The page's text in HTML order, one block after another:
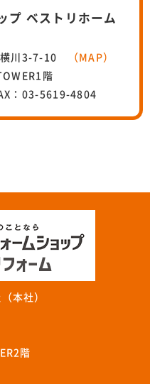
プ ベストリホーム
横川3-7-10
（MAP）
階
：03-5619-4804
本社）
階